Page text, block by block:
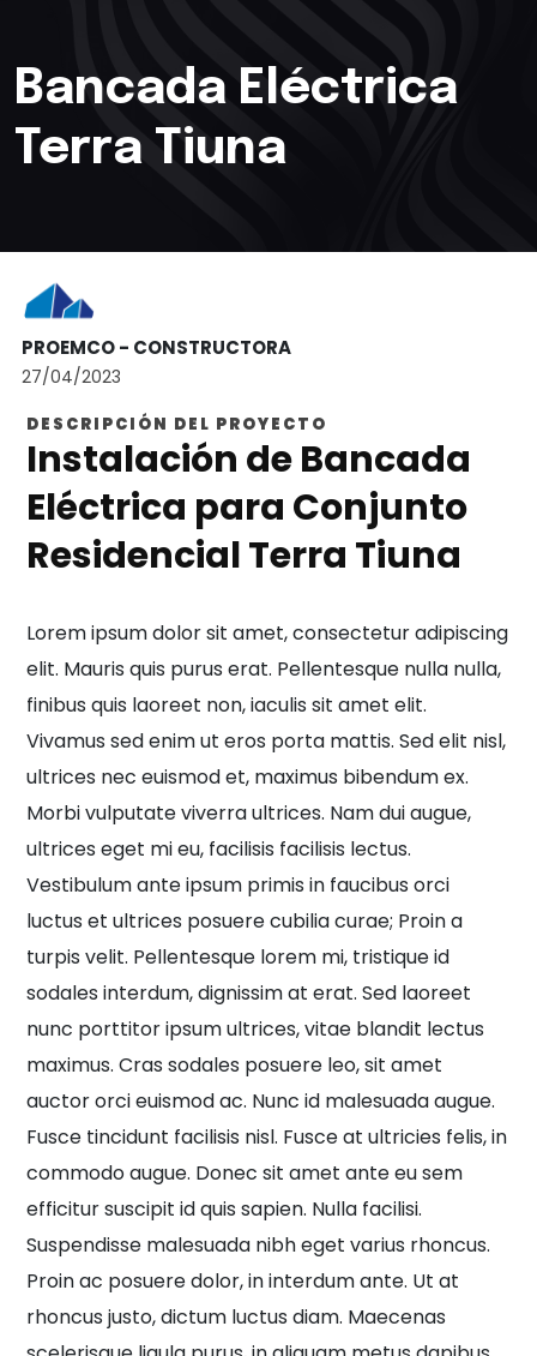
Bancada Eléctrica
Terra Tiuna
PROEMCO - CONSTRUCTORA
27/04/2023
DESCRIPCIÓN DEL PROYECTO
Instalación de Bancada
Eléctrica para Conjunto
Residencial Terra Tiuna
Lorem ipsum dolor sit amet, consectetur adipiscing
elit. Mauris quis purus erat. Pellentesque nulla nulla,
finibus quis laoreet non, iaculis sit amet elit.
Vivamus sed enim ut eros porta mattis. Sed elit nisl,
ultrices nec euismod et, maximus bibendum ex.
Morbi vulputate viverra ultrices. Nam dui augue,
ultrices eget mi eu, facilisis facilisis lectus.
Vestibulum ante ipsum primis in faucibus orci
luctus et ultrices posuere cubilia curae; Proin a
turpis velit. Pellentesque lorem mi, tristique id
sodales interdum, dignissim at erat. Sed laoreet
nunc porttitor ipsum ultrices, vitae blandit lectus
maximus. Cras sodales posuere leo, sit amet
auctor orci euismod ac. Nunc id malesuada augue.
Fusce tincidunt facilisis nisl. Fusce at ultricies felis, in
commodo augue. Donec sit amet ante eu sem
efficitur suscipit id quis sapien. Nulla facilisi.
Suspendisse malesuada nibh eget varius rhoncus.
Proin ac posuere dolor, in interdum ante. Ut at
rhoncus justo, dictum luctus diam. Maecenas